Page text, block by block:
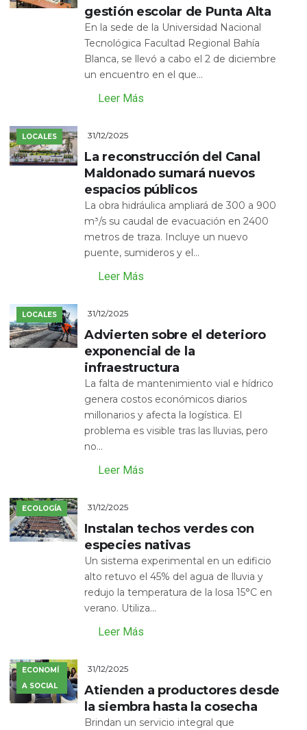
gestión escolar de Punta Alta
En la sede de la Universidad Nacional
Tecnológica Facultad Regional Bahía
Blanca, se llevó a cabo el 2 de diciembre
un encuentro en el que...
Leer Más
LOCALES 31/12/2025
La reconstrucción del Canal
Maldonado sumará nuevos
espacios públicos
La obra hidráulica ampliará de 300 a 900
m³/s su caudal de evacuación en 2400
metros de traza. Incluye un nuevo
puente, sumideros y el...
Leer Más
LOCALES 31/12/2025
Advierten sobre el deterioro
exponencial de la
infraestructura
La falta de mantenimiento vial e hídrico
genera costos económicos diarios
millonarios y afecta la logística. El
problema es visible tras las lluvias, pero
no...
Leer Más
ECOLOGÍA 31/12/2025
Instalan techos verdes con
especies nativas
Un sistema experimental en un edificio
alto retuvo el 45% del agua de lluvia y
redujo la temperatura de la losa 15°C en
verano. Utiliza...
Leer Más
ECONOMÍ
A SOCIAL
31/12/2025
Atienden a productores desde
la siembra hasta la cosecha
Brindan un servicio integral que